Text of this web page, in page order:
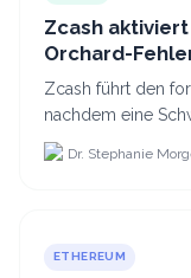
Zcash
Orchard-
Zcash führt den
nachdem eine
Erstellung
Dr. Stephanie
ETHEREUM